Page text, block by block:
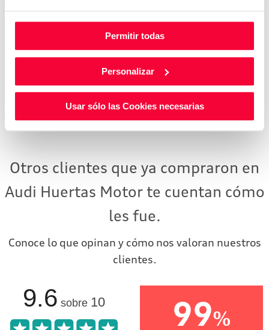
Permitir todas
Personalizar
Usar sólo las Cookies necesarias
5.5 L/100
CONSUMO
EMISIONES
Otros clientes que ya compraron en
Audi Huertas Motor te cuentan cómo
les fue.
Conoce lo que opinan y cómo nos valoran nuestros
clientes.
9.6 sobre 10 99%